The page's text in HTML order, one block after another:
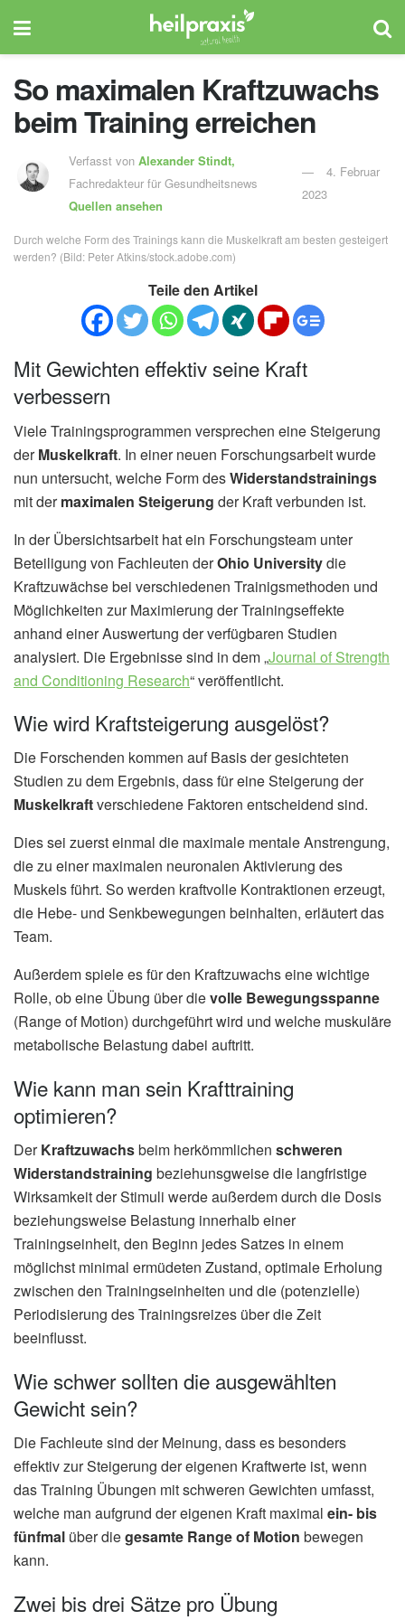
So maximalen Kraftzuwachs
beim Training erreichen
Verfasst vonAlexander Stindt,
Fachredakteur für Gesundheitsnews
Quellen ansehen
4. Februar
2023
Durch welche Form des Trainings kann die Muskelkraft am besten gesteigert
werden? (Bild: Peter Atkins/stock.adobe.com)
Teile den Artikel
Mit Gewichten effektiv seine Kraft
verbessern
Viele Trainingsprogrammen versprechen eine Steigerung
derMuskelkraft. In einer neuen Forschungsarbeit wurde
nun untersucht, welche Form desWiderstandstrainings
mit dermaximalen Steigerung der Kraft verbunden ist.
In der Übersichtsarbeit hat ein Forschungsteam unter
Beteiligung von Fachleuten derOhio Universitydie
Kraftzuwächse bei verschiedenen Trainigsmethoden und
Möglichkeiten zur Maximierung der Trainingseffekte
anhand einer Auswertung der verfügbaren Studien
analysiert. Die Ergebnisse sind in dem „Journal of Strength
and Conditioning Research“ veröffentlicht.
Wie wird Kraftsteigerung ausgelöst?
Die Forschenden kommen auf Basis der gesichteten
Studien zu dem Ergebnis, dass für eine Steigerung der
Muskelkraftverschiedene Faktoren entscheidend sind.
Dies sei zuerst einmal die maximale mentale Anstrengung,
die zu einer maximalen neuronalen Aktivierung des
Muskels führt. So werden kraftvolle Kontraktionen erzeugt,
die Hebe- und Senkbewegungen beinhalten, erläutert das
Team.
Außerdem spiele es für den Kraftzuwachs eine wichtige
Rolle, ob eine Übung über dievolle Bewegungsspanne
(Range of Motion) durchgeführt wird und welche muskuläre
metabolische Belastung dabei auftritt.
Wie kann man sein Krafttraining
optimieren?
DerKraftzuwachsbeim herkömmlichen schweren
Widerstandstraining beziehunsgweise die langfristige
Wirksamkeit der Stimuli werde außerdem durch die Dosis
beziehungsweise Belastung innerhalb einer
Trainingseinheit, den Beginn jedes Satzes in einem
möglichst minimal ermüdeten Zustand, optimale Erholung
zwischen den Trainingseinheiten und die (potenzielle)
Periodisierung des Trainingsreizes über die Zeit
beeinflusst.
Wie schwer sollten die ausgewählten
Gewicht sein?
Die Fachleute sind der Meinung, dass es besonders
effektiv zur Steigerung der eigenen Kraftwerte ist, wenn
das Training Übungen mit schweren Gewichten umfasst,
welche man aufgrund der eigenen Kraft maximal ein- bis
fünfmal über diegesamte Range of Motion bewegen
kann.
Zwei bis drei Sätze pro Übung